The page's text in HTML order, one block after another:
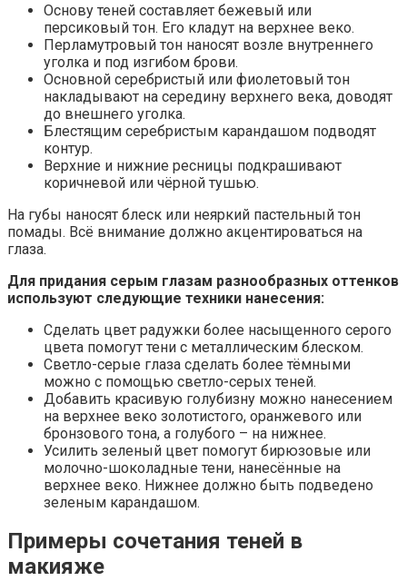
Основу теней составляет бежевый или
персиковый тон. Его кладут на верхнее веко.
Перламутровый тон наносят возле внутреннего
уголка и под изгибом брови.
Основной серебристый или фиолетовый тон
накладывают на середину верхнего века, доводят
до внешнего уголка.
Блестящим серебристым карандашом подводят
контур.
Верхние и нижние ресницы подкрашивают
коричневой или чёрной тушью.
На губы наносят блеск или неяркий пастельный тон
помады. Всё внимание должно акцентироваться на
глаза.
Для придания серым глазам разнообразных оттенков
используют следующие техники нанесения:
Сделать цвет радужки более насыщенного серого
цвета помогут тени с металлическим блеском.
Светло-серые глаза сделать более тёмными
можно с помощью светло-серых теней.
Добавить красивую голубизну можно нанесением
на верхнее веко золотистого, оранжевого или
бронзового тона, а голубого – на нижнее.
Усилить зеленый цвет помогут бирюзовые или
молочно-шоколадные тени, нанесённые на
верхнее веко. Нижнее должно быть подведено
зеленым карандашом.
Примеры сочетания теней в
макияже